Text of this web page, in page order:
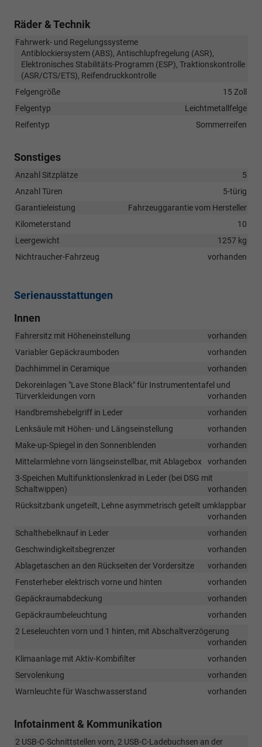
Räder & Technik
Fahrwerk- und Regelungssysteme
Antiblockiersystem (ABS), Antischlupfregelung (ASR),
Elektronisches Stabilitäts-Programm (ESP), Traktionskontrolle
(ASR/CTS/ETS), Reifendruckkontrolle
Felgengröße
15 Zoll
Felgentyp
Leichtmetallfelge
Reifentyp
Sommerreifen
Sonstiges
Anzahl Sitzplätze
5
Anzahl Türen
5-türig
Garantieleistung
Fahrzeuggarantie vom Hersteller
Kilometerstand
10
Leergewicht
1257 kg
Nichtraucher-Fahrzeug
vorhanden
Serienausstattungen
Innen
Fahrersitz mit Höheneinstellung
vorhanden
Variabler Gepäckraumboden
vorhanden
Dachhimmel in Ceramique
vorhanden
Dekoreinlagen "Lave Stone Black" für Instrumententafel und
Türverkleidungen vorn
vorhanden
Handbremshebelgriff in Leder
vorhanden
Lenksäule mit Höhen- und Längseinstellung
vorhanden
Make-up-Spiegel in den Sonnenblenden
vorhanden
Mittelarmlehne vorn längseinstellbar, mit Ablagebox
vorhanden
3-Speichen Multifunktionslenkrad in Leder (bei DSG mit
Schaltwippen)
vorhanden
Rücksitzbank ungeteilt, Lehne asymmetrisch geteilt umklappbar
vorhanden
Schalthebelknauf in Leder
vorhanden
Geschwindigkeitsbegrenzer
vorhanden
Ablagetaschen an den Rückseiten der Vordersitze
vorhanden
Fensterheber elektrisch vorne und hinten
vorhanden
Gepäckraumabdeckung
vorhanden
Gepäckraumbeleuchtung
vorhanden
2 Leseleuchten vorn und 1 hinten, mit Abschaltverzögerung
vorhanden
Klimaanlage mit Aktiv-Kombifilter
vorhanden
Servolenkung
vorhanden
Warnleuchte für Waschwasserstand
vorhanden
Infotainment & Kommunikation
2 USB-C-Schnittstellen vorn, 2 USB-C-Ladebuchsen an der